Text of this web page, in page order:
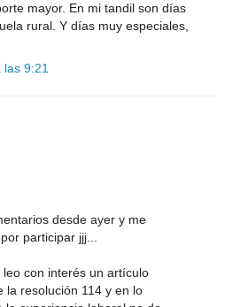
mayor. En mi tandil son días
rural. Y días muy especiales,
9:21
desde ayer y me
participar jjj...
con interés un artículo
la resolución 114 y en lo